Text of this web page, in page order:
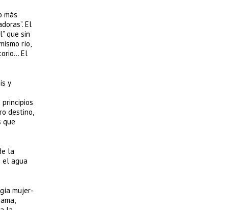
más
El
que sin
río,
El
y
destino,
que
la
el agua
mujer-